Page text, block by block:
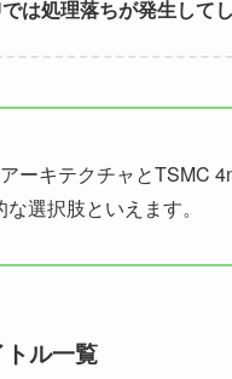
は処理落ちが発生して
ーキテクチャとTSMC
選択肢といえます。
ル一覧